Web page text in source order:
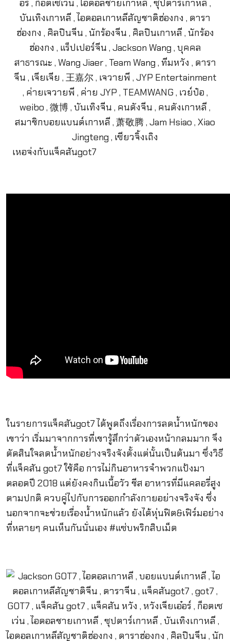
เหอจ่งกับแจ็คสันgot7
ในรายการแจ็คสันgot7 ได้พูดถึงเรื่องการลดน้ำหนักของ
เขาว่า เริ่มมาจากการที่เขารู้สึกว่าตัวเองหน้ากลมมาก จึง
ตัดสินใจลดน้ำหนักอย่างจริงจังตั้งแต่นั้นเป็นต้นมา ซึ่งวิธี
ที่แจ็คสัน got7 ใช้คือ การไม่กินอาหารจำพวกแป้งมา
ตลอดปี 2018 แต่ยังคงกินเนื้อวัว ชีส อาหารที่มีแคลอรี่สูง
ตามปกติ ควบคู่ไปกับการออกกำลังกายอย่างจริงจัง ซึ่ง
นอกจากจะช่วยเรื่องน้ำหนักแล้ว ยังได้หุ่นฟิต&เฟิร์มอย่าง
ที่หลายๆ คนเห็นกันนั่นเอง #แซ่บพริกสิบเม็ด